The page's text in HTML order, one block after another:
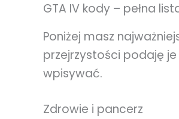
GTA IV kody – pełna
Poniżej masz
przejrzystości podaję
wpisywać.
Zdrowie i pancerz